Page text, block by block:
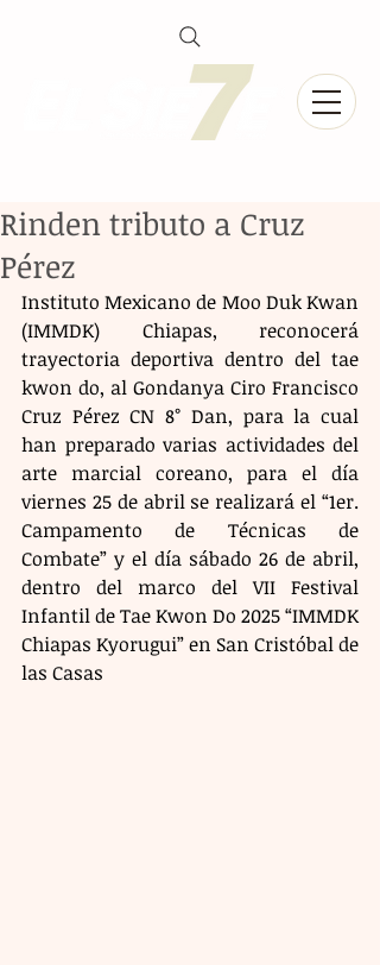
Rinden tributo a Cruz
Pérez
Instituto Mexicano de Moo Duk Kwan
(IMMDK) Chiapas, reconocerá
trayectoria deportiva dentro del tae
kwon do, al Gondanya Ciro Francisco
Cruz Pérez CN 8° Dan, para la cual
han preparado varias actividades del
arte marcial coreano, para el día
viernes 25 de abril se realizará el “1er.
Campamento de Técnicas de
Combate” y el día sábado 26 de abril,
dentro del marco del VII Festival
Infantil de Tae Kwon Do 2025 “IMMDK
Chiapas Kyorugui” en San Cristóbal de
las Casas